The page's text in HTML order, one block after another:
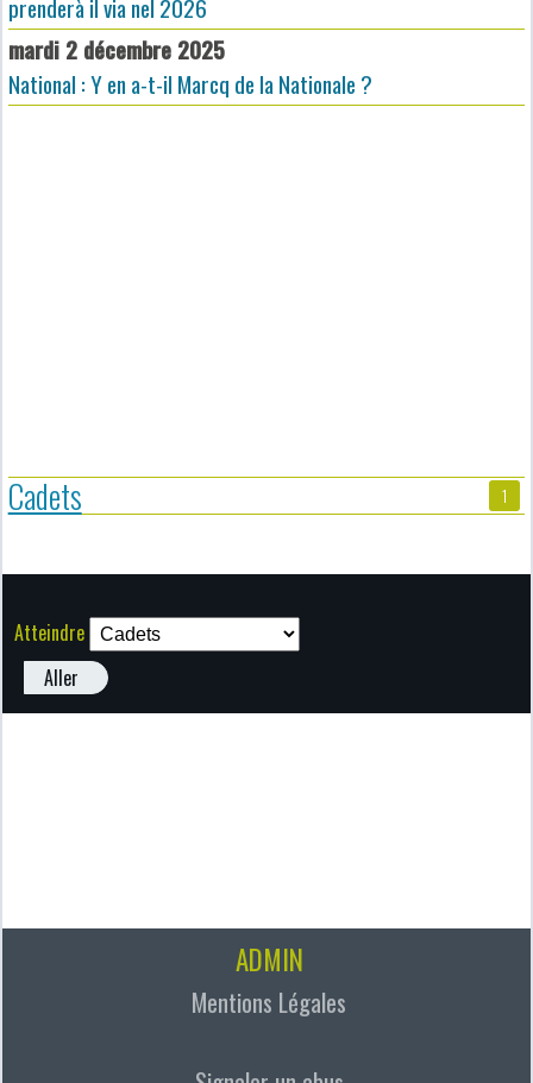
prenderà il via nel 2026
mardi 2 décembre 2025
National : Y en a-t-il Marcq de la Nationale ?
Cadets 1
Atteindre
Aller
ADMIN
Mentions Légales